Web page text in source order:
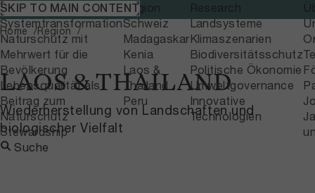
SKIP TO MAIN CONTENT
Themen
Systemtransformation
Naturschutz mit
Mehrwert für die
Bevölkerung
Lebensqualität als
Beitrag zum
Naturschutz
Stewardship
Region
Schweiz
Madagaskar
Kenia
Laos &
Thailand
Peru
Research
Landsysteme
Klimaszenarien
Biodiversitätsschutz
Politische Ökonomie
Umweltgovernance
Innovative
Technologien
Suche
Home
Region
Home
Region
LAOS & THAILAND
Wiederherstellung von Landschaften und
biologischer Vielfalt